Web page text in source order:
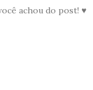
achou do post! ♥